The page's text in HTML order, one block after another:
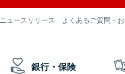
ニュースリリース よくあるご質問・
銀行・保険